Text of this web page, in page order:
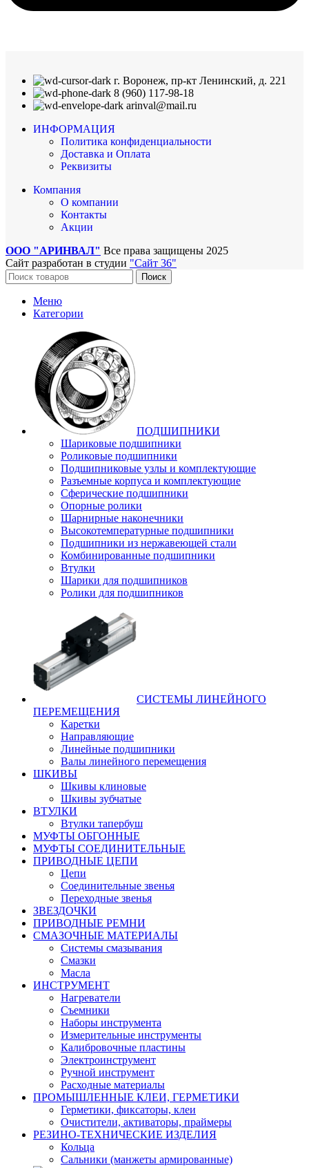
г. Воронеж, пр-кт Ленинский, д. 221
8 (960) 117-98-18
arinval@mail.ru
ИНФОРМАЦИЯ
Политика конфиденциальности
Доставка и Оплата
Реквизиты
Компания
О компании
Контакты
Акции
ООО "АРИНВАЛ" Все права защищены 2025
Сайт разработан в студии "Сайт 36"
Поиск
Меню
Категории
ПОДШИПНИКИ
Шариковые подшипники
Роликовые подшипники
Подшипниковые узлы и комплектующие
Разъемные корпуса и комплектующие
Сферические подшипники
Опорные ролики
Шарнирные наконечники
Высокотемпературные подшипники
Подшипники из нержавеющей стали
Комбинированные подшипники
Втулки
Шарики для подшипников
Ролики для подшипников
СИСТЕМЫ ЛИНЕЙНОГО
ПЕРЕМЕЩЕНИЯ
Каретки
Направляющие
Линейные подшипники
Валы линейного перемещения
ШКИВЫ
Шкивы клиновые
Шкивы зубчатые
ВТУЛКИ
Втулки тапербуш
МУФТЫ ОБГОННЫЕ
МУФТЫ СОЕДИНИТЕЛЬНЫЕ
ПРИВОДНЫЕ ЦЕПИ
Цепи
Соединительные звенья
Переходные звенья
ЗВЕЗДОЧКИ
ПРИВОДНЫЕ РЕМНИ
СМАЗОЧНЫЕ МАТЕРИАЛЫ
Системы смазывания
Смазки
Масла
ИНСТРУМЕНТ
Нагреватели
Съемники
Наборы инструмента
Измерительные инструменты
Калибровочные пластины
Электроинструмент
Ручной инструмент
Расходные материалы
ПРОМЫШЛЕННЫЕ КЛЕИ, ГЕРМЕТИКИ
Герметики, фиксаторы, клеи
Очистители, активаторы, праймеры
РЕЗИНО-ТЕХНИЧЕСКИЕ ИЗДЕЛИЯ
Кольца
Сальники (манжеты армированные)